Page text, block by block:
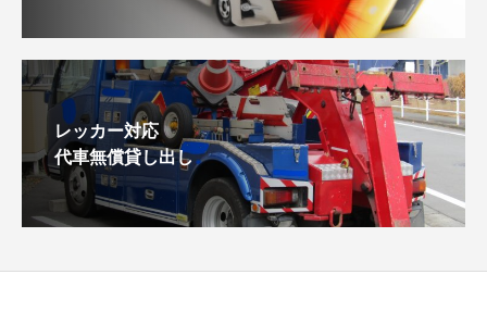
レッカー対応
代車無償貸し出し